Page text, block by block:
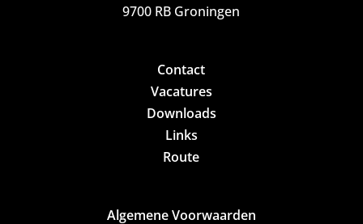
9700 RB Groningen
Contact
Vacatures
Downloads
Links
Route
Algemene Voorwaarden